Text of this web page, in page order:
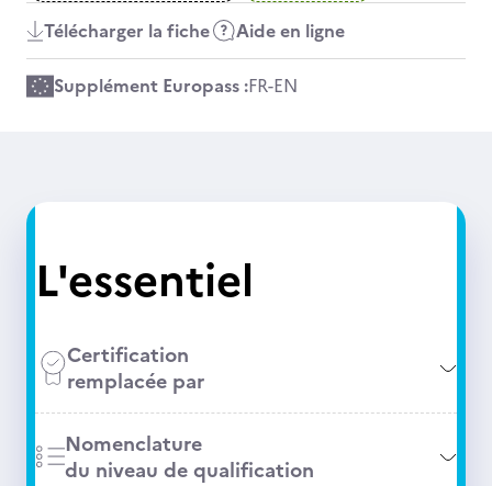
Télécharger la fiche Aide en ligne
Supplément Europass :FR-EN
L'essentiel
Certification
remplacée par
Nomenclature
du niveau de qualification